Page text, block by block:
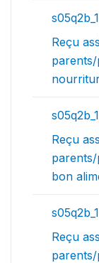
Reçu
Reçu
bon
Reçu